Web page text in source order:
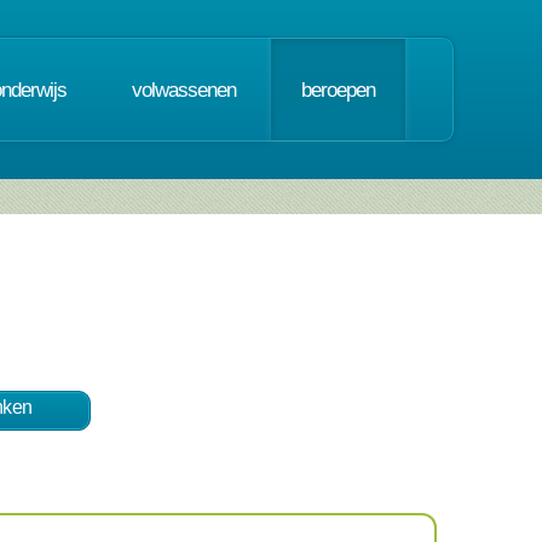
volwassenen beroepen